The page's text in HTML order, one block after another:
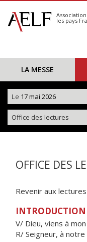
S'abonner
Calendrier
les pays
LA MESSE
Le 17 mai 2026
Office des lectures
OFFICE DES
Revenir aux
INTRODUCTION
V/ Dieu, viens à
R/ Seigneur, à notre